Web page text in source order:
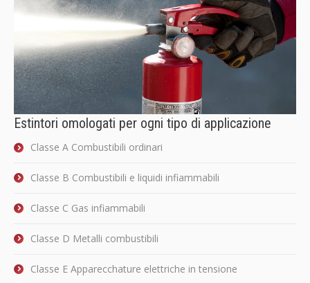
Estintori omologati per ogni tipo di applicazione
Classe A Combustibili ordinari
Classe B Combustibili e liquidi infiammabili
Classe C Gas infiammabili
Classe D Metalli combustibili
Classe E Apparecchature elettriche in tensione